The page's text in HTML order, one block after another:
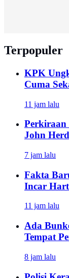
Terpopuler
KPK
Cuma
11 jam lalu
Perkiraan
John
7 jam lalu
Fakta
Incar
11 jam lalu
Ada
Tempat
8 jam lalu